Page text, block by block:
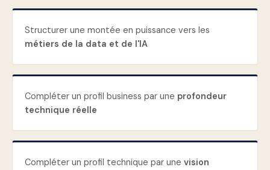
Structurer une montée en puissance vers les
métiers de la data et de l'IA
Compléter un profil business par une profondeur
technique réelle
Compléter un profil technique par une vision